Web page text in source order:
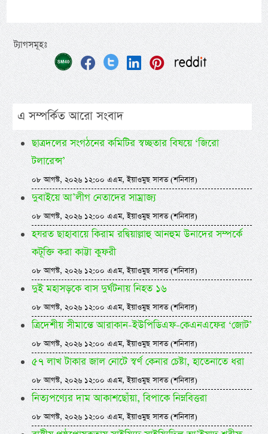
ট্যাগসমূহঃ
এ সম্পর্কিত আরো সংবাদ
ছাত্রদলের সংগঠনের কমিটির স্বচ্ছতার বিষয়ে ‘জিরো
টলারেন্স’
০৮ আগস্ট, ২০২৬ ১২:০০ এএম, ইয়াওমুছ সাবত (শনিবার)
দুবাইয়ে আ’লীগ নেতাদের সাম্রাজ্য
০৮ আগস্ট, ২০২৬ ১২:০০ এএম, ইয়াওমুছ সাবত (শনিবার)
হযরত ছাহাবায়ে কিরাম রদ্বিয়াল্লাহু আনহুম উনাদের সম্পর্কে
কটূক্তি করা কাট্টা কুফরী
০৮ আগস্ট, ২০২৬ ১২:০০ এএম, ইয়াওমুছ সাবত (শনিবার)
দুই মহাসড়কে বাস দুর্ঘটনায় নিহত ১৬
০৮ আগস্ট, ২০২৬ ১২:০০ এএম, ইয়াওমুছ সাবত (শনিবার)
ত্রিদেশীয় সীমান্তে আরাকান-ইউপিডিএফ-কেএনএফের ‘জোট’
০৮ আগস্ট, ২০২৬ ১২:০০ এএম, ইয়াওমুছ সাবত (শনিবার)
৫৭ লাখ টাকার জাল নোটে স্বর্ণ কেনার চেষ্টা, হাতেনাতে ধরা
০৮ আগস্ট, ২০২৬ ১২:০০ এএম, ইয়াওমুছ সাবত (শনিবার)
নিত্যপণ্যের দাম আকাশছোঁয়া, বিপাকে নিম্নবিত্তরা
০৮ আগস্ট, ২০২৬ ১২:০০ এএম, ইয়াওমুছ সাবত (শনিবার)